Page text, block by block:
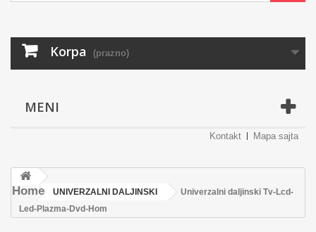
Korpa (prazno)
MENI
Kontakt Mapa sajta
Home UNIVERZALNI DALJINSKI
Univerzalni daljinski Tv-Lcd-
Led-Plazma-Dvd-Hom